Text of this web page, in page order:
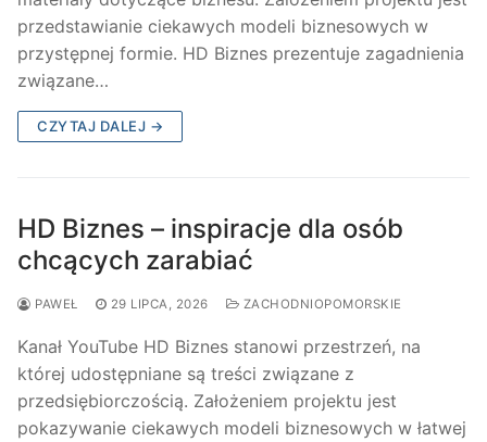
przedstawianie ciekawych modeli biznesowych w
przystępnej formie. HD Biznes prezentuje zagadnienia
związane…
CZYTAJ DALEJ →
HD Biznes – inspiracje dla osób
chcących zarabiać
PAWEŁ 29 LIPCA, 2026 ZACHODNIOPOMORSKIE
Kanał YouTube HD Biznes stanowi przestrzeń, na
której udostępniane są treści związane z
przedsiębiorczością. Założeniem projektu jest
pokazywanie ciekawych modeli biznesowych w łatwej